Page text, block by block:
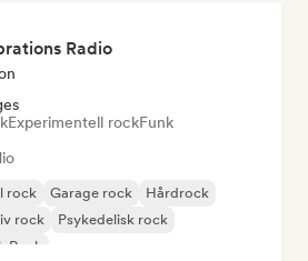
Radio
Experimentell rockFunk
rock Garage rock
Hårdrock
rock
Psykedelisk rock
Rock